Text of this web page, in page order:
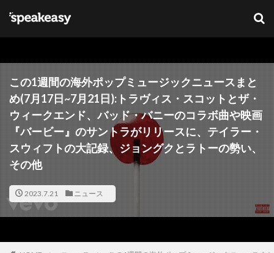
この1週間の海外ポップミュージックニュースまと
め(7月17日~7月21日):トラヴィス・スコットとザ・
ウィークエンド、バッド・バニーのコラボ曲や映画
『バービー』のサントラがリリースに、テイラー・
スウィフトの大記録、ジョングクとラトーの勢い、
その他
2023.7.21 ニュース
カテゴリー
タグ
Lana Del Ray NFT ブリットアウォーズ
検索